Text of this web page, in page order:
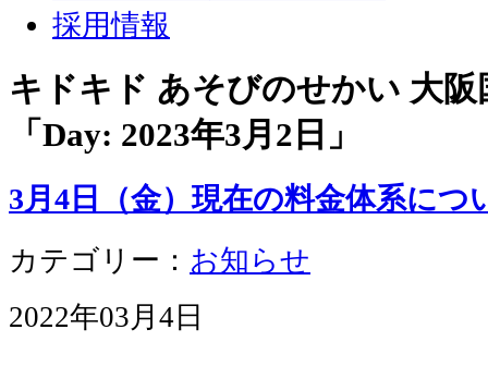
採用情報
キドキド あそびのせかい 大
「Day: 2023年3月2日 」
3月4日（金）現在の料金体系につ
カテゴリー： お知らせ
2022年03月4日